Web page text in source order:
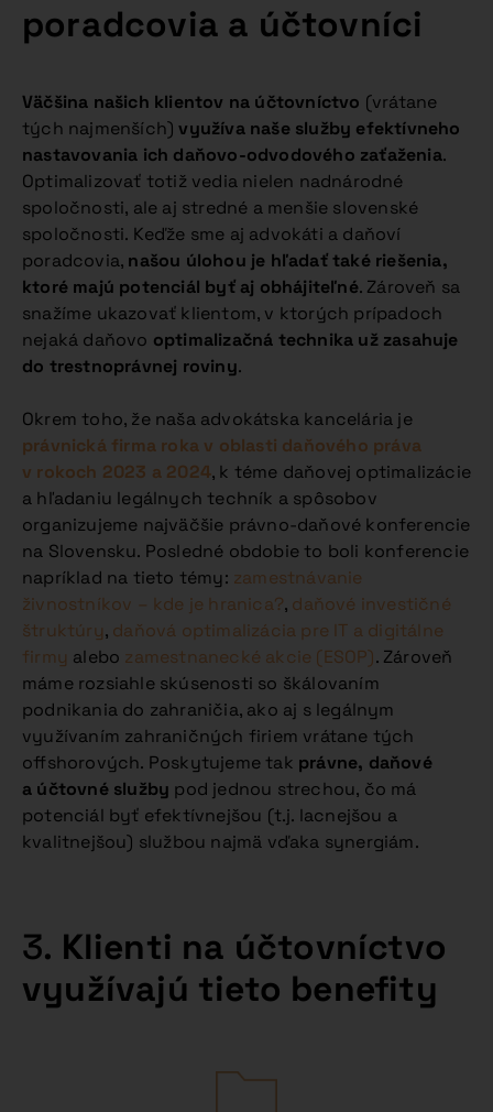
poradcovia a účtovníci
Väčšina našich klientov na účtovníctvo (vrátane
tých najmenších)využíva naše služby efektívneho
nastavovania ich daňovo-odvodového zaťaženia.
Optimalizovať totiž vedia nielen nadnárodné
spoločnosti, ale aj stredné a menšie slovenské
spoločnosti. Keďže sme aj advokáti a daňoví
poradcovia, našou úlohou je hľadať také riešenia,
ktoré majú potenciál byť aj obhájiteľné. Zároveň sa
snažíme ukazovať klientom, v ktorých prípadoch
nejaká daňovo optimalizačná technika už zasahuje
do trestnoprávnej roviny.
Okrem toho, že naša advokátska kancelária je
právnická firma roka v oblasti daňového práva
v rokoch 2023 a 2024, k téme daňovej optimalizácie
a hľadaniu legálnych techník a spôsobov
organizujeme najväčšie právno-daňové konferencie
na Slovensku. Posledné obdobie to boli konferencie
napríklad na tieto témy: zamestnávanie
živnostníkov – kde je hranica?, daňové investičné
štruktúry, daňová optimalizácia pre IT a digitálne
firmy alebo zamestnanecké akcie (ESOP). Zároveň
máme rozsiahle skúsenosti so škálovaním
podnikania do zahraničia, ako aj s legálnym
využívaním zahraničných firiem vrátane tých
offshorových. Poskytujeme tak právne, daňové
a účtovné služby pod jednou strechou, čo má
potenciál byť efektívnejšou (t.j. lacnejšou a
kvalitnejšou) službou najmä vďaka synergiám.
3. Klienti na účtovníctvo
využívajú tieto benefity